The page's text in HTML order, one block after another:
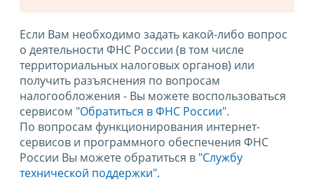
Если Вам необходимо задать какой-либо вопрос
о деятельности ФНС России (в том числе
территориальных налоговых органов) или
получить разъяснения по вопросам
налогообложения - Вы можете воспользоваться
сервисом "Обратиться в ФНС России".
По вопросам функционирования интернет-
сервисов и программного обеспечения ФНС
России Вы можете обратиться в "Службу
технической поддержки".